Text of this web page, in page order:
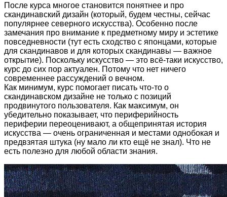
После курса многое становится понятнее и про
скандинавский дизайн (который, будем честны, сейчас
популярнее северного искусства). Особенно после
замечания про внимание к предметному миру и эстетике
повседневности (тут есть сходство с японцами, которые
для скандинавов и для которых скандинавы — важное
открытие). Поскольку искусство — это всё-таки искусство,
курс до сих пор актуален. Потому что нет ничего
современнее рассуждений о вечном.
Как минимум, курс помогает писать что-то о
скандинавском дизайне не только с позиций
продвинутого пользователя. Как максимум, он
убедительно показывает, что периферийность
периферии переоценивают, а общепринятая история
искусства — очень ограниченная и местами однобокая и
предвзятая штука (ну мало ли кто ещё не знал). Что не
есть полезно для любой области знания.